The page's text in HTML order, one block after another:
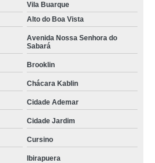
Vila Buarque
Alto do Boa Vista
Avenida Nossa Senhora do
Sabará
Brooklin
Chácara Kablin
Cidade Ademar
Cidade Jardim
Cursino
Ibirapuera